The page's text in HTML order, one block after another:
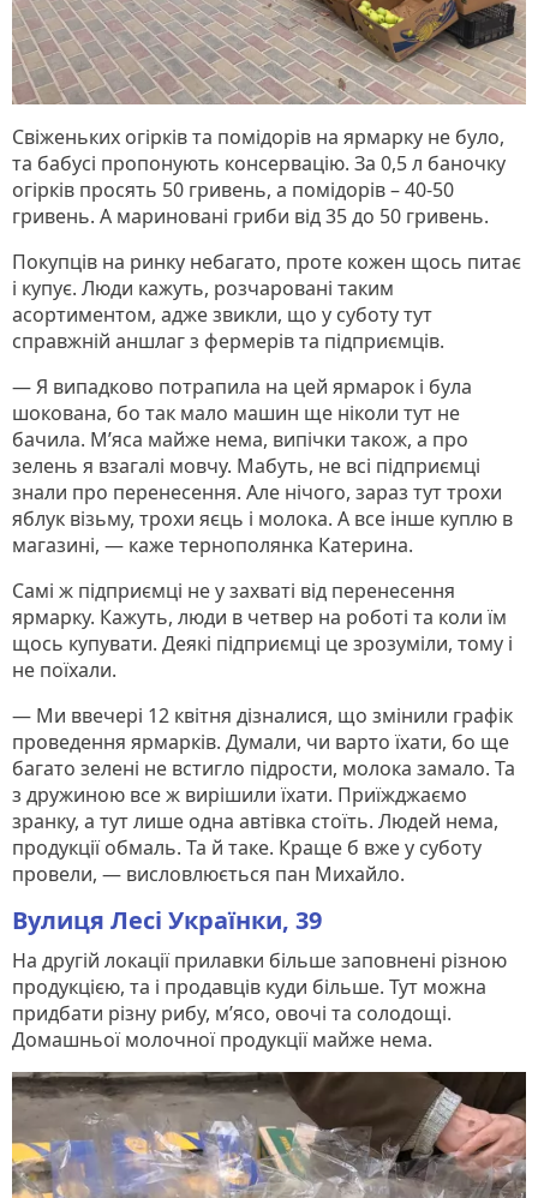
Свіженьких огірків та помідорів на ярмарку не було,
та бабусі пропонують консервацію. За 0,5 л баночку
огірків просять 50 гривень, а помідорів – 40-50
гривень. А мариновані гриби від 35 до 50 гривень.
Покупців на ринку небагато, проте кожен щось питає
і купує. Люди кажуть, розчаровані таким
асортиментом, адже звикли, що у суботу тут
справжній аншлаг з фермерів та підприємців.
— Я випадково потрапила на цей ярмарок і була
шокована, бо так мало машин ще ніколи тут не
бачила. М’яса майже нема, випічки також, а про
зелень я взагалі мовчу. Мабуть, не всі підприємці
знали про перенесення. Але нічого, зараз тут трохи
яблук візьму, трохи яєць і молока. А все інше куплю в
магазині, — каже тернополянка Катерина.
Самі ж підприємці не у захваті від перенесення
ярмарку. Кажуть, люди в четвер на роботі та коли їм
щось купувати. Деякі підприємці це зрозуміли, тому і
не поїхали.
— Ми ввечері 12 квітня дізналися, що змінили графік
проведення ярмарків. Думали, чи варто їхати, бо ще
багато зелені не встигло підрости, молока замало. Та
з дружиною все ж вирішили їхати. Приїжджаємо
зранку, а тут лише одна автівка стоїть. Людей нема,
продукції обмаль. Та й таке. Краще б вже у суботу
провели, — висловлюється пан Михайло.
Вулиця Лесі Українки, 39
На другій локації прилавки більше заповнені різною
продукцією, та і продавців куди більше. Тут можна
придбати різну рибу, м’ясо, овочі та солодощі.
Домашньої молочної продукції майже нема.